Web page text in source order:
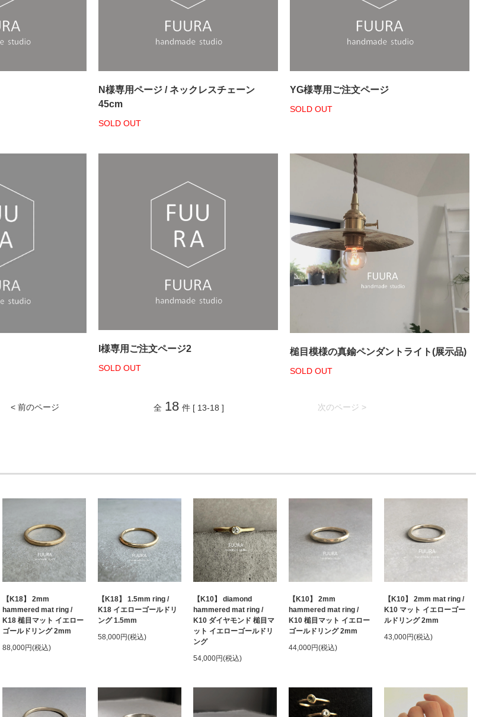
N様専用ページ / ネックレスチェーン
45cm
SOLD OUT
YG様専用ご注文ページ
SOLD OUT
I様専用ご注文ページ2
SOLD OUT
槌目模様の真鍮ペンダントライト(展示品)
SOLD OUT
< 前のページ 次のページ >
全 18 件 [ 13-18 ]
【K18】 2mm
hammered mat ring /
K18 槌目マット イエロー
ゴールドリング 2mm
88,000円(税込)
【K18】 1.5mm ring /
K18 イエローゴールドリ
ング 1.5mm
58,000円(税込)
【K10】 diamond
hammered mat ring /
K10 ダイヤモンド 槌目マ
ット イエローゴールドリ
ング
54,000円(税込)
【K10】 2mm
hammered mat ring /
K10 槌目マット イエロー
ゴールドリング 2mm
44,000円(税込)
【K10】 2mm mat ring /
K10 マット イエローゴー
ルドリング 2mm
43,000円(税込)